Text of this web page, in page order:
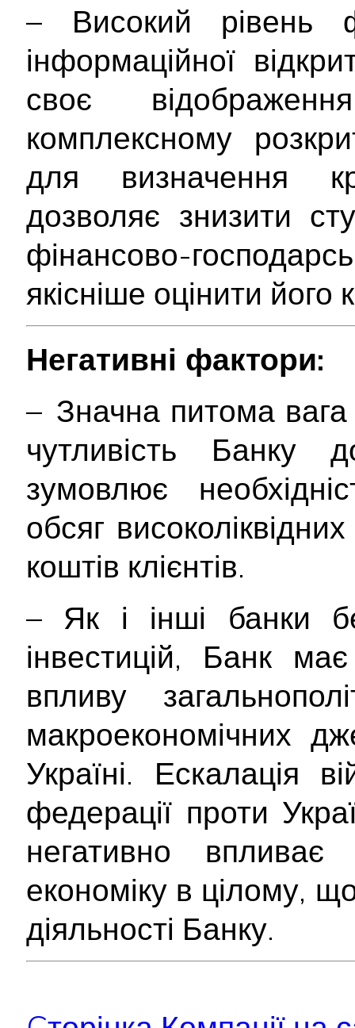
– Високий рівень
інформаційної
своє
комплексному
для визначення
дозволяє знизити
фінансово-
якісніше оцінити
Негативні фактори:
– Значна питома
чутливість Банку
зумовлює
обсяг
коштів клієнтів.
– Як і інші банки
інвестицій, Банк
впливу
макроекономічних
Україні. Ескалація
федерації проти
негативно
економіку в цілому,
діяльності Банку.